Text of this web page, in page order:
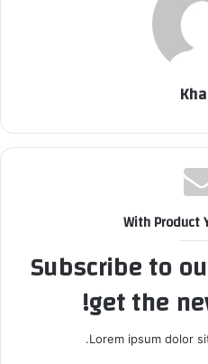
With Product
Subscribe to
get the
Lorem ipsum dolor